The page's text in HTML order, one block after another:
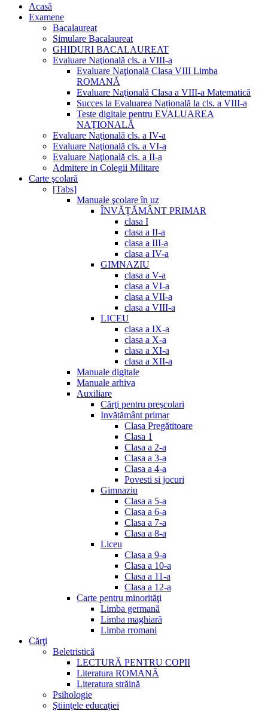
Acasă
Examene
Bacalaureat
Simulare Bacalaureat
GHIDURI BACALAUREAT
Evaluare Naţională cls. a VIII-a
Evaluare Naţională Clasa VIII Limba
ROMANĂ
Evaluare Naţională Clasa a VIII-a Matematică
Succes la Evaluarea Națională la cls. a VIII-a
Teste digitale pentru EVALUAREA
NAȚIONALĂ
Evaluare Naţională cls. a IV-a
Evaluare Naţională cls. a VI-a
Evaluare Naţională cls. a II-a
Admitere in Colegii Militare
Carte şcolară
[Tabs]
Manuale şcolare în uz
ÎNVĂȚĂMÂNT PRIMAR
clasa I
clasa a II-a
clasa a III-a
clasa a IV-a
GIMNAZIU
clasa a V-a
clasa a VI-a
clasa a VII-a
clasa a VIII-a
LICEU
clasa a IX-a
clasa a X-a
clasa a XI-a
clasa a XII-a
Manuale digitale
Manuale arhiva
Auxiliare
Cărţi pentru preşcolari
Invățământ primar
Clasa Pregătitoare
Clasa 1
Clasa a 2-a
Clasa a 3-a
Clasa a 4-a
Povesti si jocuri
Gimnaziu
Clasa a 5-a
Clasa a 6-a
Clasa a 7-a
Clasa a 8-a
Liceu
Clasa a 9-a
Clasa a 10-a
Clasa a 11-a
Clasa a 12-a
Carte pentru minorităţi
Limba germană
Limba maghiară
Limba rromani
Cărţi
Beletristică
LECTURĂ PENTRU COPII
Literatura ROMANĂ
Literatura străină
Psihologie
Ştiinţele educaţiei